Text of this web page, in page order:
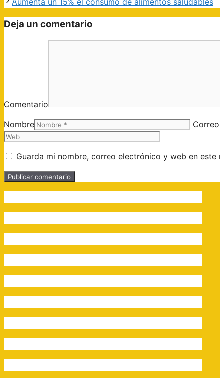
Deja un comentario
Comentario
Nombre
Guarda mi nombre, correo electrónico y web en